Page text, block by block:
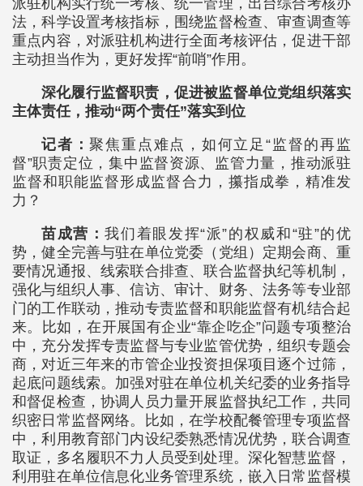
派驻机构实行统一考核、统一管理，出台综合考核办
法，科学设置考核指标，围绕监督检查、审查调查等
重点内容，对派驻机构进行全面考核评估，促进干部
主动担当作为，更好发挥“前哨”作用。
深化履行监督职责，促进被监督单位党组织落实
主体责任，推动“两个责任”落实到位
记者：聚焦重点难点，如何立足“监督的再监
督”职责定位，集中监督资源、监管力量，推动派驻
监督和职能监督形成监督合力，攥指成拳，精准发
力？
苗成营：我们着眼发挥“派”的权威和“驻”的优
势，健全完善与驻在单位党委（党组）定期会商、重
要情况通报、线索联合排查、联合监督执纪等机制，
强化与组织人事、信访、审计、财务、法务等专业部
门的工作联动，推动专责监督和职能监督有机结合起
来。比如，在开展国有企业“靠企吃企”问题专项整治
中，充分发挥专责监督与专业监管优势，组织专题会
商，对近三年来的市管企业投资担保项目逐个过筛，
起底问题线索。加强对驻在单位机关纪委的业务指导
和督促检查，协调人员力量开展监督执纪工作，共同
织密日常监督网络。比如，在学校配餐管理专项监督
中，利用教育部门内设纪委熟悉情况优势，联合调查
取证，多名履职不力人员受到处理。深化智慧监督，
利用驻在单位信息化业务管理系统，嵌入日常监督模